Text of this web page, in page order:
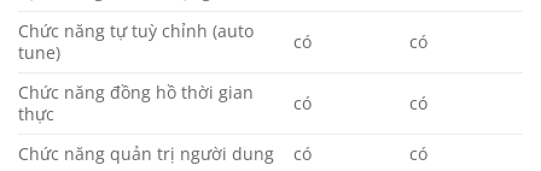
Chức năng tự tuỳ chỉnh (auto
tune)
có có
Chức năng đồng hồ thời gian
thực
có có
Chức năng quản trị người dung có có